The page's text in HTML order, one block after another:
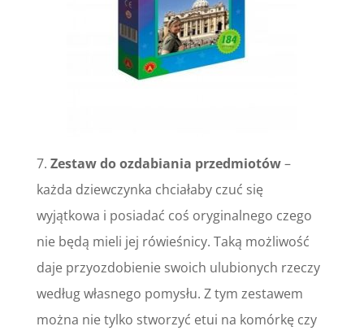
7. Zestaw do ozdabiania przedmiotów–
każda dziewczynka chciałaby czuć się
wyjątkowa i posiadać coś oryginalnego czego
nie będą mieli jej rówieśnicy. Taką możliwość
daje przyozdobienie swoich ulubionych rzeczy
według własnego pomysłu. Z tym zestawem
można nie tylko stworzyć etui na komórkę czy